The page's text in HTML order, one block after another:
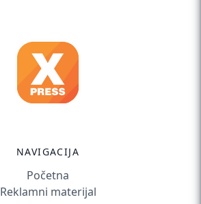
NAVIGACIJA
Početna
Reklamni materijal